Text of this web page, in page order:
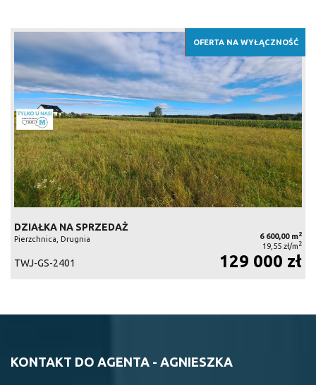
OFERTA NA WYŁĄCZNOŚĆ
DZIAŁKA NA SPRZEDAŻ
Pierzchnica, Drugnia 6 600,00 m2
19,55 zł/m 2
TWJ-GS-2401 129 000 zł
KONTAKT DO AGENTA - AGNIESZKA